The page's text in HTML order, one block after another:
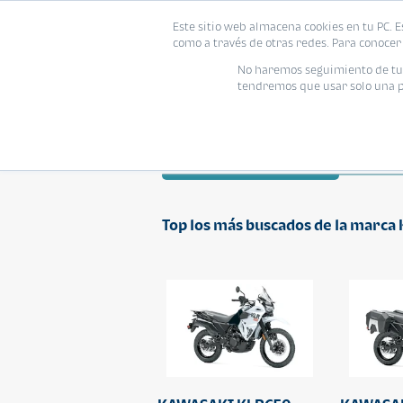
Este sitio web almacena cookies en tu
como a través de otras redes. Para
No haremos seguimiento de
tendremos que usar solo una
Top los más buscados de la marca